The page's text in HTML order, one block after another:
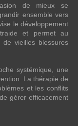
de mieux se
ensemble vers
le développement
et permet au
vieilles blessures
systémique, une
La thérapie de
et les conflits
gérer efficacement